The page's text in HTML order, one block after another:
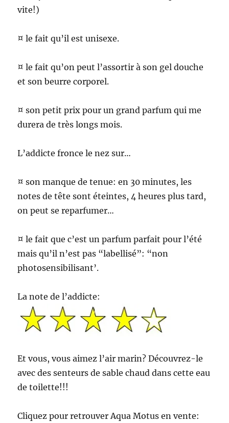
vite!)
¤ le fait qu’il est unisexe.
¤ le fait qu’on peut l’assortir à son gel douche
et son beurre corporel.
¤ son petit prix pour un grand parfum qui me
durera de très longs mois.
L’addicte fronce le nez sur…
¤ son manque de tenue: en 30 minutes, les
notes de tête sont éteintes, 4 heures plus tard,
on peut se reparfumer…
¤ le fait que c’est un parfum parfait pour l’été
mais qu’il n’est pas “labellisé”: “non
photosensibilisant’.
La note de l’addicte:
Et vous, vous aimez l’air marin? Découvrez-le
avec des senteurs de sable chaud dans cette eau
de toilette!!!
Cliquez pour retrouver Aqua Motus en vente: